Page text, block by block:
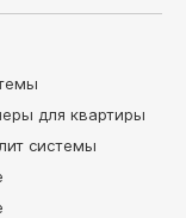
для квартиры
системы